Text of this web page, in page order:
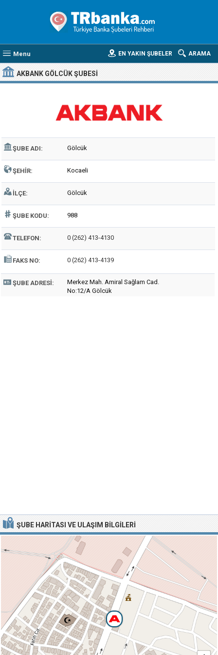
Menu ARAMA
EN YAKIN ŞUBELER
AKBANK GÖLCÜK ŞUBESI
ŞUBE ADI: Gölcük
ŞEHIR: Kocaeli
İLÇE: Gölcük
ŞUBE KODU: 988
TELEFON: 0 (262) 413-4130
FAKS NO: 0 (262) 413-4139
ŞUBE ADRESI:
Merkez Mah. Amiral Sağlam Cad.
No:12/A Gölcük
ŞUBE HARITASI VE ULAŞIM BILGILERI